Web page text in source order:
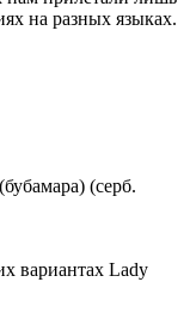
на разных языках.
(бубамара) (серб.
вариантах Lady